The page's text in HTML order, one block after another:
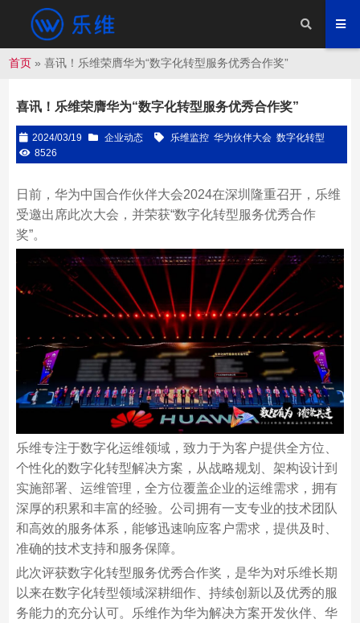
首页 »喜讯！乐维荣膺华为“数字化转型服务优秀合作奖”
喜讯！乐维荣膺华为“数字化转型服务优秀合作奖”
2024/03/19 企业动态 乐维监控 华为伙伴大会 数字化转型
8526
日前，华为中国合作伙伴大会2024在深圳隆重召开，乐维
受邀出席此次大会，并荣获“数字化转型服务优秀合作
奖”。
乐维专注于数字化运维领域，致力于为客户提供全方位、
个性化的数字化转型解决方案，从战略规划、架构设计到
实施部署、运维管理，全方位覆盖企业的运维需求，拥有
深厚的积累和丰富的经验。公司拥有一支专业的技术团队
和高效的服务体系，能够迅速响应客户需求，提供及时、
准确的技术支持和服务保障。
此次评获数字化转型服务优秀合作奖，是华为对乐维长期
以来在数字化转型领域深耕细作、持续创新以及优秀的服
务能力的充分认可。乐维作为华为解决方案开发伙伴、华